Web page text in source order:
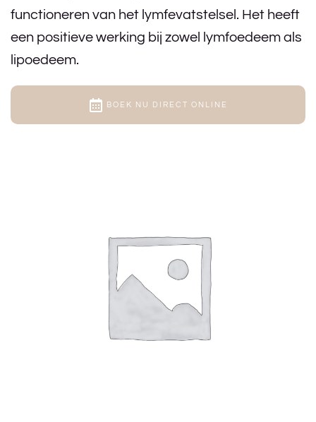
functioneren van het lymfevatstelsel. Het heeft
een positieve werking bij zowel lymfoedeem als
lipoedeem.
BOEK NU DIRECT ONLINE